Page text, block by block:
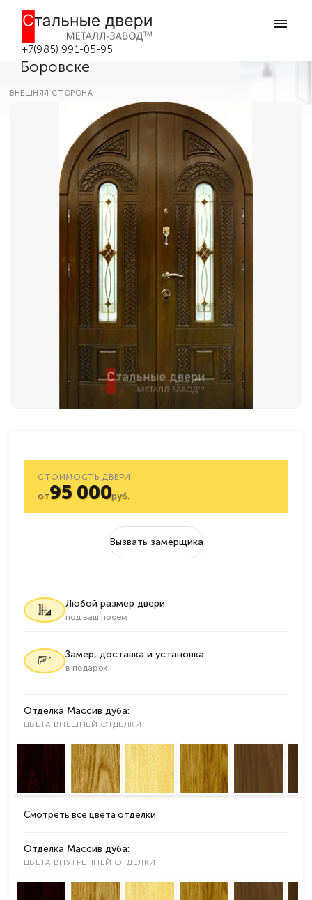
+7(985) 991-05-95
Арочная дверь с витражным
остеклением в таунхаус №69 в
Боровске
ВНЕШНЯЯ СТОРОНА
СТОИМОСТЬ ДВЕРИ:
от95 000руб.
Вызвать замерщика
Любой размер двери
под ваш проем
Замер, доставка и установка
в подарок
Отделка Массив дуба:
ЦВЕТА ВНЕШНЕЙ ОТДЕЛКИ
Смотреть все цвета отделки
Отделка Массив дуба:
ЦВЕТА ВНУТРЕННЕЙ ОТДЕЛКИ